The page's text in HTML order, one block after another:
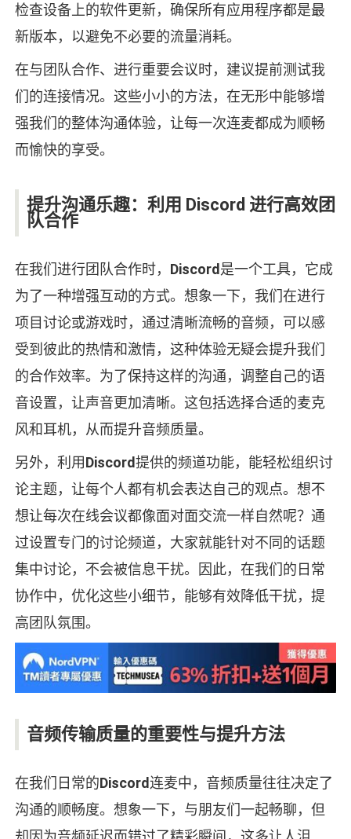
检查设备上的软件更新，确保所有应用程序都是最
新版本，以避免不必要的流量消耗。
在与团队合作、进行重要会议时，建议提前测试我
们的连接情况。这些小小的方法，在无形中能够增
强我们的整体沟通体验，让每一次连麦都成为顺畅
而愉快的享受。
提升沟通乐趣：利用 Discord 进行高效团
队合作
在我们进行团队合作时， Discord 是一个工具，它成
为了一种增强互动的方式。想象一下，我们在进行
项目讨论或游戏时，通过清晰流畅的音频，可以感
受到彼此的热情和激情，这种体验无疑会提升我们
的合作效率。为了保持这样的沟通，调整自己的语
音设置，让声音更加清晰。这包括选择合适的麦克
风和耳机，从而提升音频质量。
另外，利用Discord提供的频道功能，能轻松组织讨
论主题，让每个人都有机会表达自己的观点。想不
想让每次在线会议都像面对面交流一样自然呢？通
过设置专门的讨论频道，大家就能针对不同的话题
集中讨论，不会被信息干扰。因此，在我们的日常
协作中，优化这些小细节，能够有效降低干扰，提
高团队氛围。
音频传输质量的重要性与提升方法
在我们日常的Discord连麦中，音频质量往往决定了
沟通的顺畅度。想象一下，与朋友们一起畅聊，但